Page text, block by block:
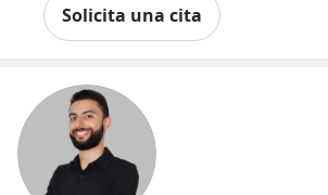
Solicita una cita